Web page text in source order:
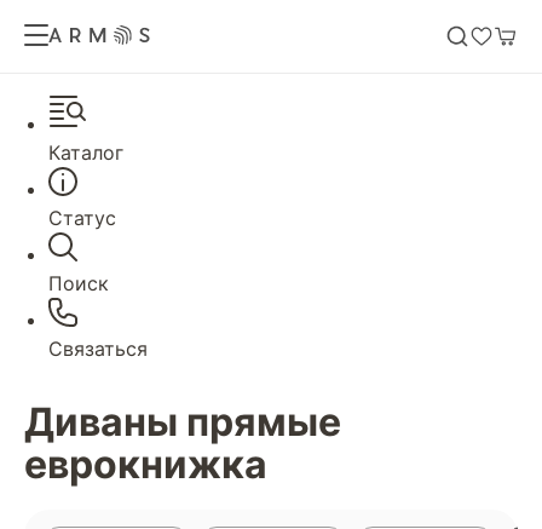
Каталог
Статус
Поиск
Связаться
Диваны прямые
еврокнижка